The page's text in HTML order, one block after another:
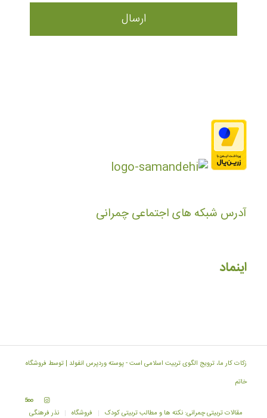
آدرس شبکه های اجتماعی چمرانی
اینماد
زکات کار ما، ترویج الگوی تربیت اسلامی است -پوسته وردپرس انفولد | توسط فروشگاه
خاتم
مقالات تربیتی چمرانی: نکته ها و مطالب تربیتی کودک فروشگاه نذر فرهنگی